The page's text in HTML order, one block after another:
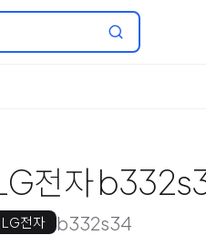
전자
LG전자 b332s34